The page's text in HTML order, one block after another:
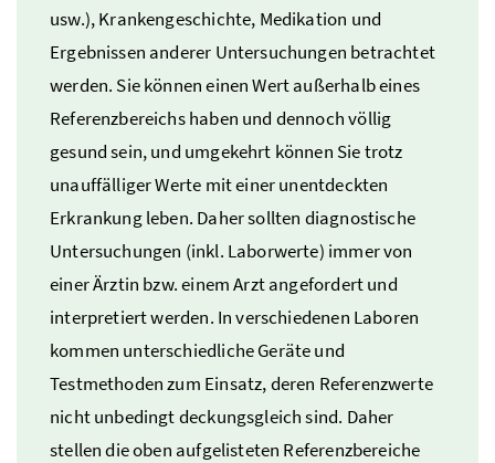
usw.), Krankengeschichte, Medikation und
Ergebnissen anderer Untersuchungen betrachtet
werden. Sie können einen Wert außerhalb eines
Referenzbereichs haben und dennoch völlig
gesund sein, und umgekehrt können Sie trotz
unauffälliger Werte mit einer unentdeckten
Erkrankung leben. Daher sollten diagnostische
Untersuchungen (inkl. Laborwerte) immer von
einer Ärztin bzw.einem Arzt angefordert und
interpretiert werden. In verschiedenen Laboren
kommen unterschiedliche Geräte und
Testmethoden zum Einsatz, deren Referenzwerte
nicht unbedingt deckungsgleich sind. Daher
stellen die oben aufgelisteten Referenzbereiche